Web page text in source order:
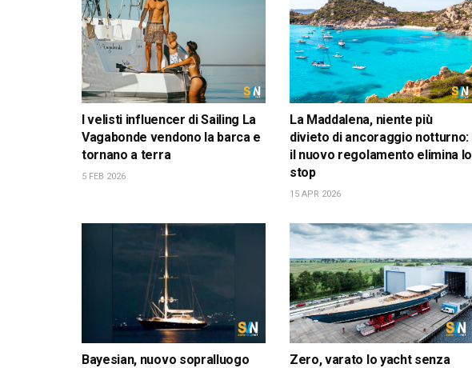
I velisti influencer di Sailing La
Vagabonde vendono la barca e
tornano a terra
5 FEB 2026
La Maddalena, niente più
divieto di ancoraggio notturno:
il nuovo regolamento elimina lo
stop
15 APR 2026
Bayesian, nuovo sopralluogo
Zero, varato lo yacht senza